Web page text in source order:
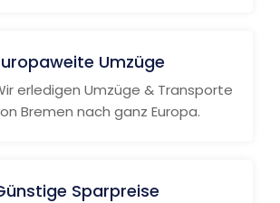
Umzüge
erledigen Umzüge & Transporte
Bremen nach ganz Europa.
Sparpreise